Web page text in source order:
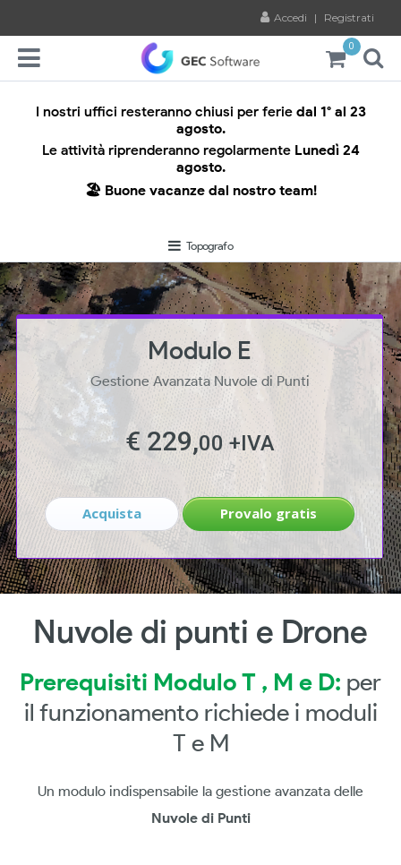
Accedi | Registrati
0
I nostri uffici resteranno chiusi per ferie dal 1° al 23
agosto.
Le attività riprenderanno regolarmente Lunedì 24
agosto.
🏖️ Buone vacanze dal nostro team!
Topografo
Modulo E
Gestione Avanzata Nuvole di Punti
€ 229,00 +IVA
Acquista Provalo gratis
Nuvole di punti e Drone
Prerequisiti Modulo T , M e D: per
il funzionamento richiede i moduli
T e M
Un modulo indispensabile la gestione avanzata delle
Nuvole di Punti